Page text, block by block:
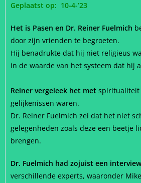
Geplaatst op: 10-4-’23
Het is Pasen en Dr. Reiner Fuelmich
door zijn vrienden te begroeten.
Hij benadrukte dat hij niet religieus
in de waarde van het systeem dat hij
Reiner vergeleek het met spiritualiteit
gelijkenissen waren.
Dr. Reiner Fuelmich zei dat het niet
gelegenheden zoals deze een beetje
brengen.
Dr. Fuelmich had zojuist een
verschillende experts, waaronder